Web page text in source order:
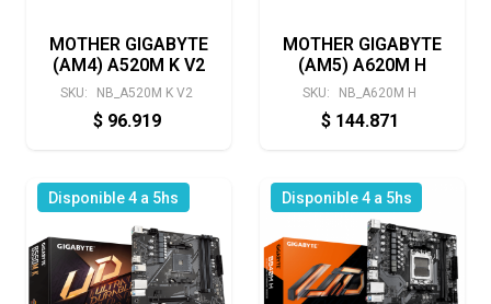
MOTHER GIGABYTE
(AM4) A520M K V2
SKU: NB_A520M K V2
$ 96.919
MOTHER GIGABYTE
(AM5) A620M H
SKU: NB_A620M H
$ 144.871
Disponible 4 a 5hs Disponible 4 a 5hs